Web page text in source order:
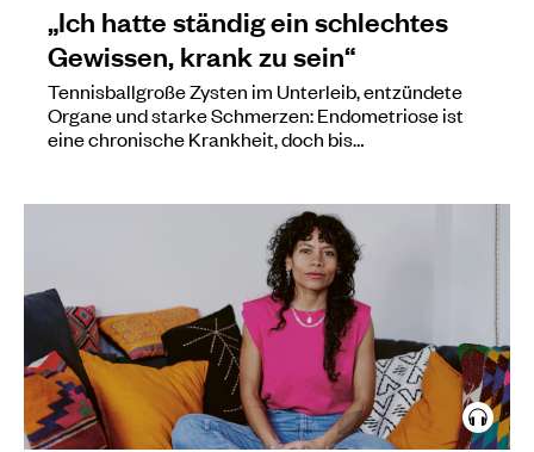
„Ich hatte ständig ein schlechtes
Gewissen, krank zu sein“
Tennisballgroße Zysten im Unterleib, entzündete
Organe und starke Schmerzen: Endometriose ist
eine chronische Krankheit, doch bis…